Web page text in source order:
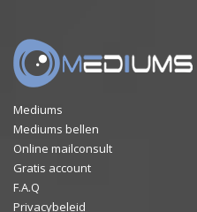
Mediums
Mediums bellen
Online mailconsult
Gratis account
F.A.Q
Privacybeleid